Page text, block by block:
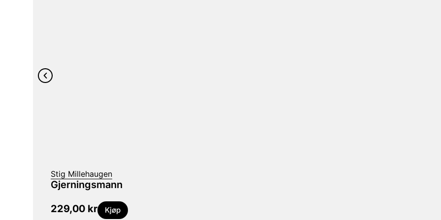
Stig Millehaugen
Gjerningsmann
229,00 kr Kjøp